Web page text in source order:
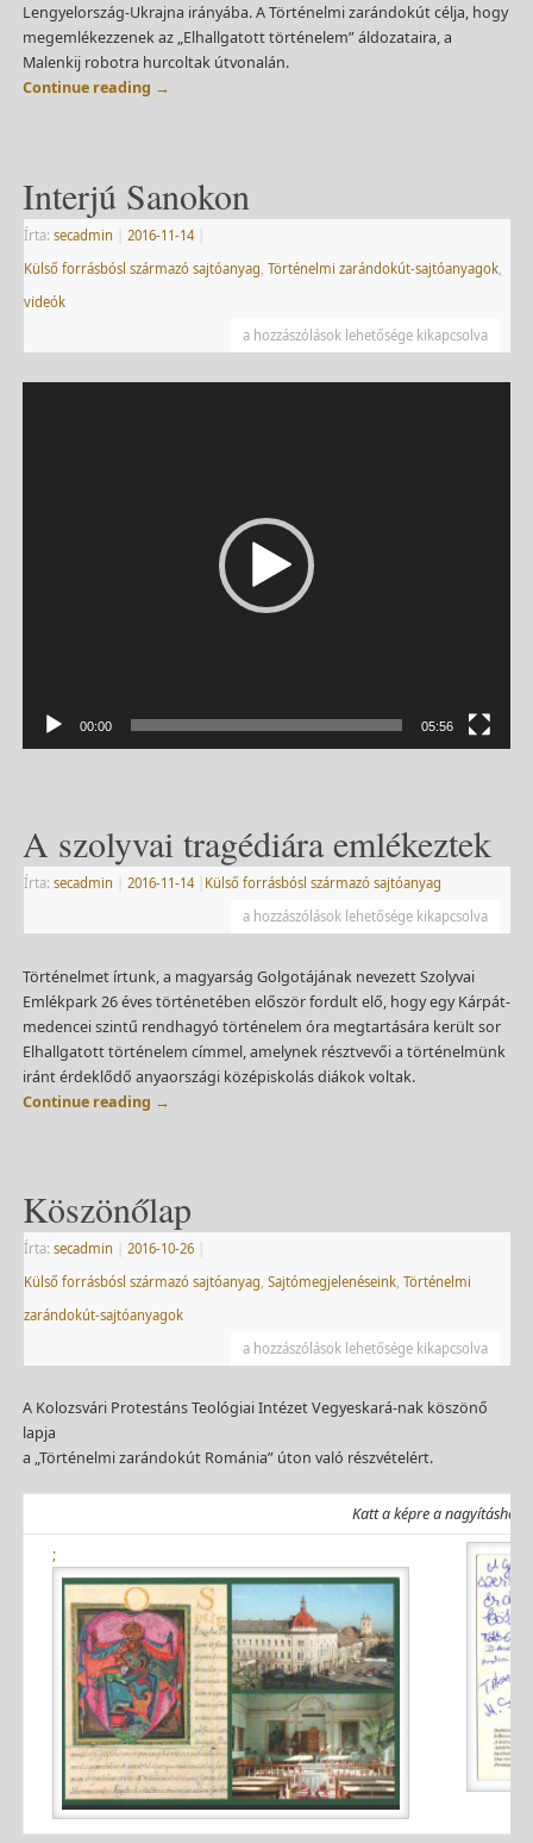
Lengyelország-Ukrajna irányába. A Történelmi zarándokút célja, hogy
megemlékezzenek az „Elhallgatott történelem” áldozataira, a
Malenkij robotra hurcoltak útvonalán.
Continue reading →
Interjú Sanokon
Írta: secadmin 2016-11-14
Külső forrásbósl származó sajtóanyag Történelmi zarándokút-sajtóanyagok,
videók
a hozzászólások lehetősége kikapcsolva
00:00 05:56
A szolyvai tragédiára emlékeztek
Írta: secadmin 2016-11-14
Külső forrásbósl származó sajtóanyag
a hozzászólások lehetősége kikapcsolva
Történelmet írtunk, a magyarság Golgotájának nevezett Szolyvai
Emlékpark 26 éves történetében először fordult elő, hogy egy Kárpát-
medencei szintű rendhagyó történelem óra megtartására került sor
Elhallgatott történelem címmel, amelynek résztvevői a történelmünk
iránt érdeklődő anyaországi középiskolás diákok voltak.
Continue reading →
Köszönőlap
Írta: secadmin 2016-10-26
Külső forrásbósl származó sajtóanyag, Sajtómegjelenéseink, Történelmi
zarándokút-sajtóanyagok
a hozzászólások lehetősége kikapcsolva
A Kolozsvári Protestáns Teológiai Intézet Vegyeskará-nak köszönő
lapja
a „Történelmi zarándokút Románia” úton való részvételért.
Katt a képre a nagyításhoz
;